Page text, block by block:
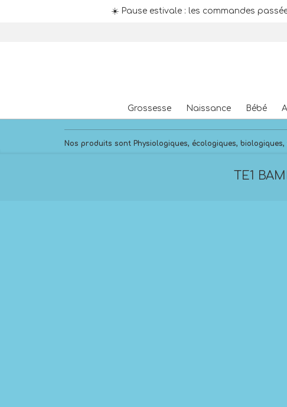
☀️ Pause estivale : les commandes
Grossesse Naissance Bébé
Nos produits sont Physiologiques, écologiques,
TE1